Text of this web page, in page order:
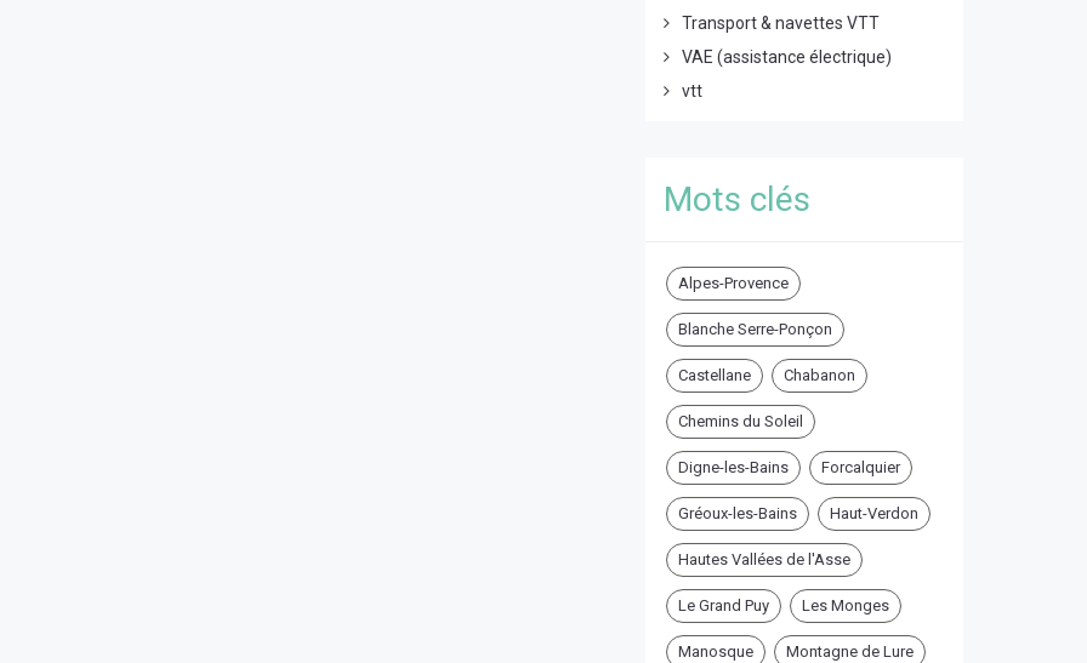
Transport & navettes VTT
VAE (assistance électrique)
vtt
Mots clés
Alpes-Provence
Blanche Serre-Ponçon
Castellane Chabanon
Chemins du Soleil
Digne-les-Bains Forcalquier
Gréoux-les-Bains Haut-Verdon
Hautes Vallées de l'Asse
Le Grand Puy Les Monges
Manosque Montagne de Lure